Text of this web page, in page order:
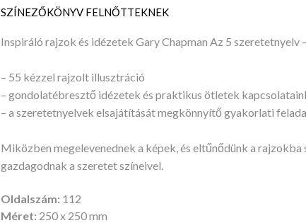
SZÍNEZŐKÖNYV FELNŐTTEKNEK
Inspiráló rajzok és idézetek Gary Chapman Az 5 szeretetnyelv
– 55 kézzel rajzolt illusztráció
– gondolatébresztő idézetek és praktikus ötletek
– a szeretetnyelvek elsajátítását megkönnyítő gyakorlati
Miközben megelevenednek a képek, és eltűnődünk a
gazdagodnak a szeretet színeivel.
Oldalszám: 112
Méret: 250 x 250 mm